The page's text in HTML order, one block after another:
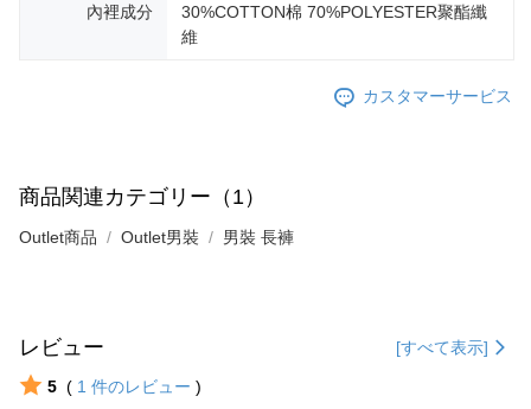
內裡成分
30%COTTON棉 70%POLYESTER聚酯纖
維
カスタマーサービス
商品関連カテゴリー（1）
Outlet商品 Outlet男裝 男裝 長褲
レビュー [すべて表示]
5 ( 1 件のレビュー )